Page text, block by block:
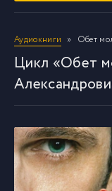
Аудиокниги Обет
Цикл «Обет